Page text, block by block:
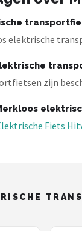
elektrische
zijn
Fiets